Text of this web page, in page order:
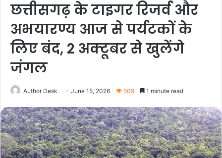
छत्तीसगढ़ के टाइगर रिजर्व और
अभयारण्य आज से पर्यटकों के
लिए बंद, 2 अक्टूबर से खुलेंगे
जंगल
Author Desk June 15, 2026 509 1 minute read